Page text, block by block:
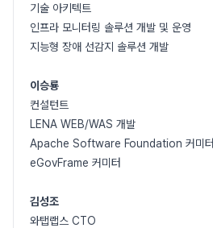
기술 아키텍트
인프라 모니터링 솔루션 개발 및 운영
지능형 장애 선감지 솔루션 개발
이승룡
컨설턴트
LENA WEB/WAS 개발
Apache Software Foundation 커미터
eGovFrame 커미터
김성조
와탭랩스 CTO